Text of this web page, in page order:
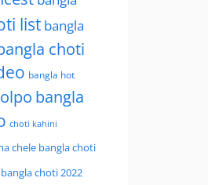
list bangla
choti
bangla hot
bangla
choti kahini
chele bangla choti
choti 2022